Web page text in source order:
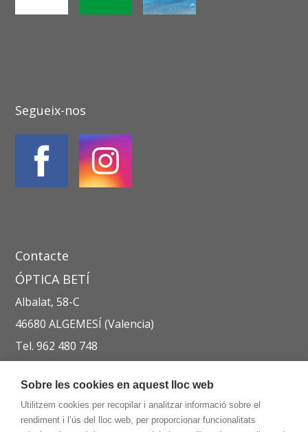
Segueix-nos
Contacte
ÓPTICA BETÍ
Albalat, 58-C
46680 ALGEMESÍ (Valencia)
Tel. 962 480 748
Sobre les cookies en aquest lloc web
Utilitzem cookies per recopilar i analitzar informació sobre el
rendiment i l’ús del lloc web, per proporcionar funcionalitats